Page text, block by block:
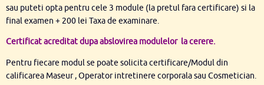
sau puteti opta pentru cele 3 module (la pretul fara certificare) si la
final examen + 200 lei Taxa de examinare.
Certificat acreditat dupa abslovirea modulelor la cerere.
Pentru fiecare modul se poate solicita certificare/Modul din
calificarea Maseur , Operator intretinere corporala sau Cosmetician.